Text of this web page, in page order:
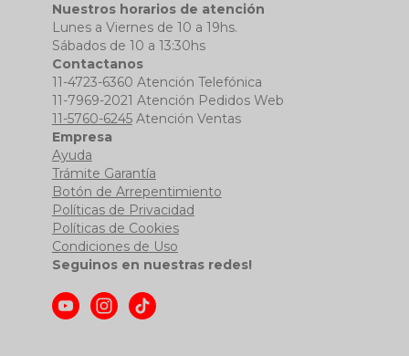
Nuestros horarios de atención
Lunes a Viernes de 10 a 19hs.
Sábados de 10 a 13:30hs
Contactanos
11-4723-6360 Atención Telefónica
11-7969-2021 Atención Pedidos Web
11-5760-6245Atención Ventas
Empresa
Ayuda
Trámite Garantía
Botón de Arrepentimiento
Políticas de Privacidad
Políticas de Cookies
Condiciones de Uso
Seguinos en nuestras redes!